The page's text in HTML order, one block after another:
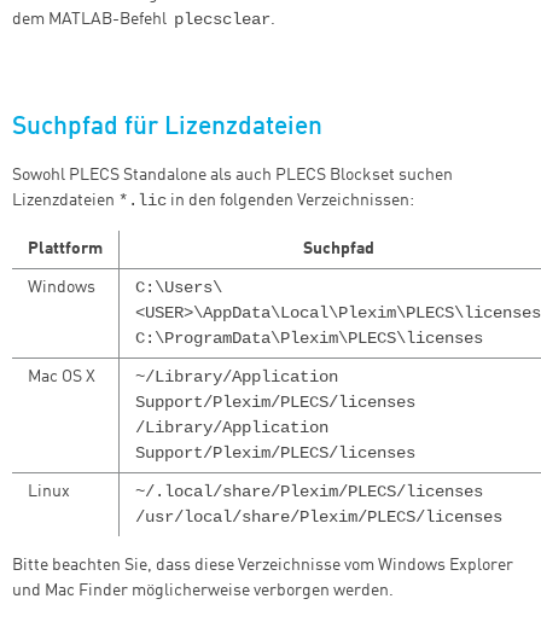
dem MATLAB-Befehl plecsclear.
Suchpfad für Lizenzdateien
Sowohl PLECS Standalone als auch PLECS Blockset suchen
Lizenzdateien *.lic in den folgenden Verzeichnissen:
Plattform Suchpfad
Windows
C:\Users\
<USER>\AppData\Local\Plexim\PLECS\licenses
C:\ProgramData\Plexim\PLECS\licenses
Mac OS X
~/Library/Application
Support/Plexim/PLECS/licenses
/Library/Application
Support/Plexim/PLECS/licenses
Linux
~/.local/share/Plexim/PLECS/licenses
/usr/local/share/Plexim/PLECS/licenses
Bitte beachten Sie, dass diese Verzeichnisse vom Windows Explorer
und Mac Finder möglicherweise verborgen werden.